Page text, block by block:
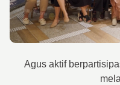
Agus aktif